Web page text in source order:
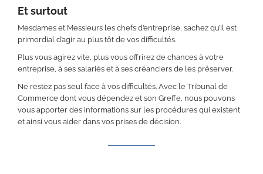
Et surtout
Mesdames et Messieurs les chefs d’entreprise, sachez qu’il est
primordial d’agir au plus tôt de vos difficultés.
Plus vous agirez vite, plus vous offrirez de chances à votre
entreprise, à ses salariés et à ses créanciers de les préserver.
Ne restez pas seul face à vos difficultés. Avec le Tribunal de
Commerce dont vous dépendez et son Greffe, nous pouvons
vous apporter des informations sur les procédures qui existent
et ainsi vous aider dans vos prises de décision.